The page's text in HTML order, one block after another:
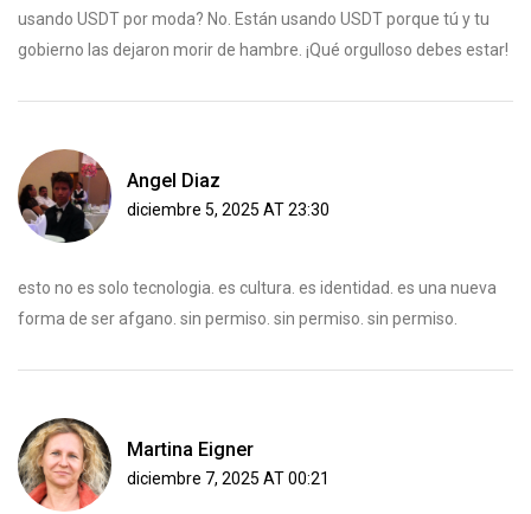
usando USDT por moda? No. Están usando USDT porque tú y tu
gobierno las dejaron morir de hambre. ¡Qué orgulloso debes estar!
Angel Diaz
diciembre 5, 2025 AT 23:30
esto no es solo tecnologia. es cultura. es identidad. es una nueva
forma de ser afgano. sin permiso. sin permiso. sin permiso.
Martina Eigner
diciembre 7, 2025 AT 00:21